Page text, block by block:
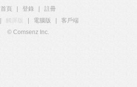
首頁 登錄
註冊
觸屏版 電腦版
客戶端
© Comsenz Inc.